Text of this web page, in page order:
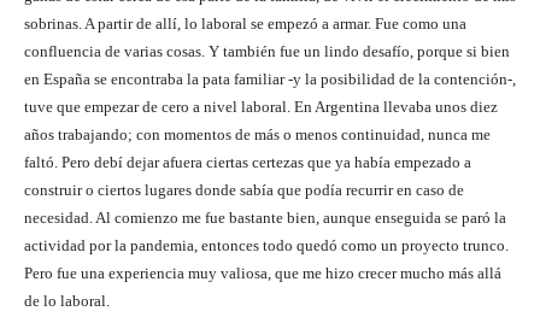
sobrinas. A partir de allí, lo laboral se empezó a armar. Fue como una
confluencia de varias cosas. Y también fue un lindo desafío, porque si bien
en España se encontraba la pata familiar -y la posibilidad de la contención-,
tuve que empezar de cero a nivel laboral. En Argentina llevaba unos diez
años trabajando; con momentos de más o menos continuidad, nunca me
faltó. Pero debí dejar afuera ciertas certezas que ya había empezado a
construir o ciertos lugares donde sabía que podía recurrir en caso de
necesidad. Al comienzo me fue bastante bien, aunque enseguida se paró la
actividad por la pandemia, entonces todo quedó como un proyecto trunco.
Pero fue una experiencia muy valiosa, que me hizo crecer mucho más allá
de lo laboral.